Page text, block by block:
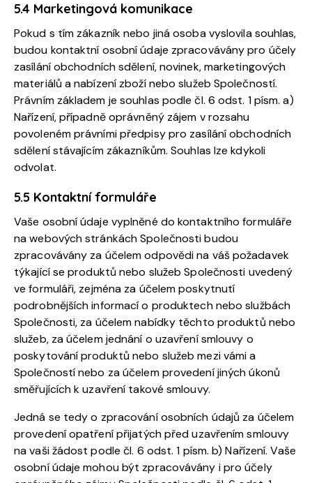
5.4 Marketingová komunikace
Pokud s tím zákazník nebo jiná osoba vyslovila souhlas,
budou kontaktní osobní údaje zpracovávány pro účely
zasílání obchodních sdělení, novinek, marketingových
materiálů a nabízení zboží nebo služeb Společností.
Právním základem je souhlas podle čl. 6 odst. 1 písm. a)
Nařízení, případně oprávněný zájem v rozsahu
povoleném právními předpisy pro zasílání obchodních
sdělení stávajícím zákazníkům. Souhlas lze kdykoli
odvolat.
5.5 Kontaktní formuláře
Vaše osobní údaje vyplněné do kontaktního formuláře
na webových stránkách Společnosti budou
zpracovávány za účelem odpovědi na váš požadavek
týkající se produktů nebo služeb Společnosti uvedený
ve formuláři, zejména za účelem poskytnutí
podrobnějších informací o produktech nebo službách
Společnosti, za účelem nabídky těchto produktů nebo
služeb, za účelem jednání o uzavření smlouvy o
poskytování produktů nebo služeb mezi vámi a
Společností nebo za účelem provedení jiných úkonů
směřujících k uzavření takové smlouvy.
Jedná se tedy o zpracování osobních údajů za účelem
provedení opatření přijatých před uzavřením smlouvy
na vaši žádost podle čl. 6 odst. 1 písm. b) Nařízení. Vaše
osobní údaje mohou být zpracovávány i pro účely